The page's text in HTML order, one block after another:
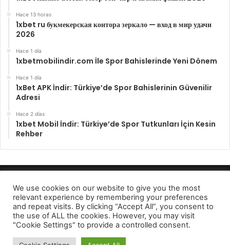
Hace 13 horas
1xbet ru букмекерская контора зеркало — вход в мир удачи
2026
Hace 1 día
1xbetmobilindir.com İle Spor Bahislerinde Yeni Dönem
Hace 1 día
1xBet APK İndir: Türkiye’de Spor Bahislerinin Güvenilir
Adresi
Hace 2 días
1xbet Mobil İndir: Türkiye’de Spor Tutkunları İçin Kesin
Rehber
Enfocando los hechos 2022
Aviso de privcidad
Facebook
TwitterTelegram
We use cookies on our website to give you the most
relevant experience by remembering your preferences
and repeat visits. By clicking “Accept All”, you consent to
the use of ALL the cookies. However, you may visit
"Cookie Settings" to provide a controlled consent.